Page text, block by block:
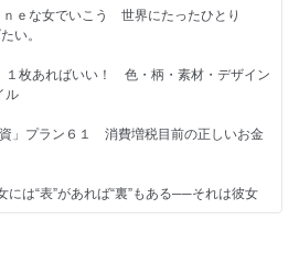
密は｢オフィスコスメ｣にあり！
プリ2013-2014
今宵もコスメ道を熱く語る！ 「スナック濃
くて
捨ててます！｣Report
ｅな女でいこう 世界にたったひとり
い。
枚あればいい！ 色・柄・素材・デザイン
ル
」プラン６１ 消費増税目前の正しいお金
は“表”があれば“裏”もある──それは彼女